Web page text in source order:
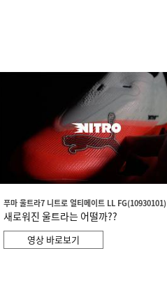
푸마 울트라7 니트로 얼티메이트 LL FG(10930101)
새로워진 울트라는 어떨까??
영상 바로보기